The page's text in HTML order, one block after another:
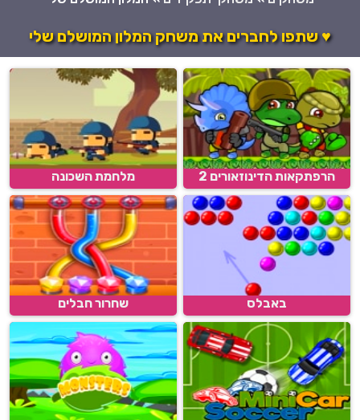
♥ שתפו לחברים את משחק המלון המושלם שלי
הרפתקאות הדינוזאורים 2 מלחמת השכונה
באבלס שחרור חבלים